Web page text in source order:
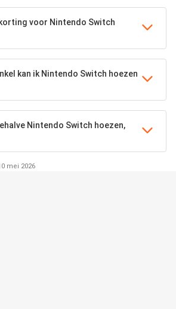
voor Nintendo Switch
kan ik Nintendo Switch hoezen
Nintendo Switch hoezen,
mei 2026